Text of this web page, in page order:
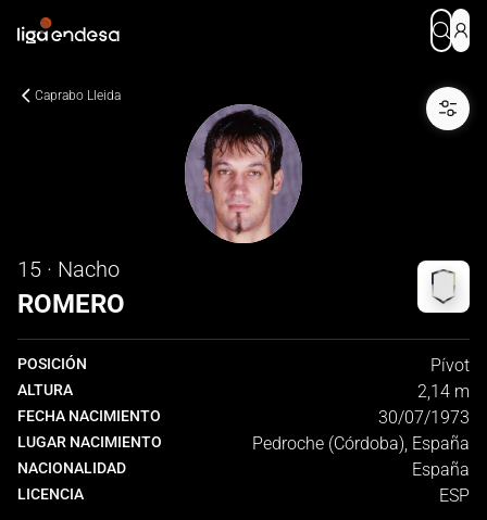
Caprabo Lleida
15 · Nacho
ROMERO
POSICIÓN Pívot
ALTURA 2,14 m
FECHA NACIMIENTO 30/07/1973
LUGAR NACIMIENTO Pedroche (Córdoba), España
NACIONALIDAD España
LICENCIA ESP